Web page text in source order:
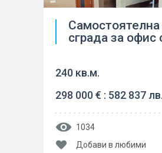
Самостоятелна
сграда за офис
240 кв.м.
298 000 € : 582 837 лв.
1034
Добави в любими